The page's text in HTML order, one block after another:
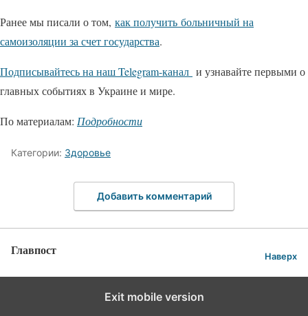
Ранее мы писали о том, как получить больничный на
самоизоляции за счет государства.
Подписывайтесь на наш Telegram-канал и узнавайте первыми о
главных событиях в Украине и мире.
По материалам: Подробности
Категории: Здоровье
Добавить комментарий
Главпост Наверх
Exit mobile version